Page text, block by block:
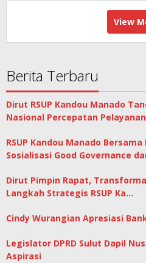
View
Berita Terbaru
Dirut RSUP Kandou Manado
Nasional Percepatan
RSUP Kandou Manado
Sosialisasi Good Governance
Dirut Pimpin Rapat,
Langkah Strategis RSUP Ka…
Cindy Wurangian Apresiasi
Legislator DPRD Sulut Dapil
Aspirasi